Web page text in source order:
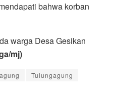
bahwa korban
warga Desa Gesikan
mj)
Tulungagung